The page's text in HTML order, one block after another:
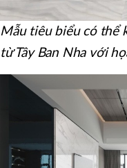
Mẫu tiêu biểu có thể
từ Tây Ban Nha với